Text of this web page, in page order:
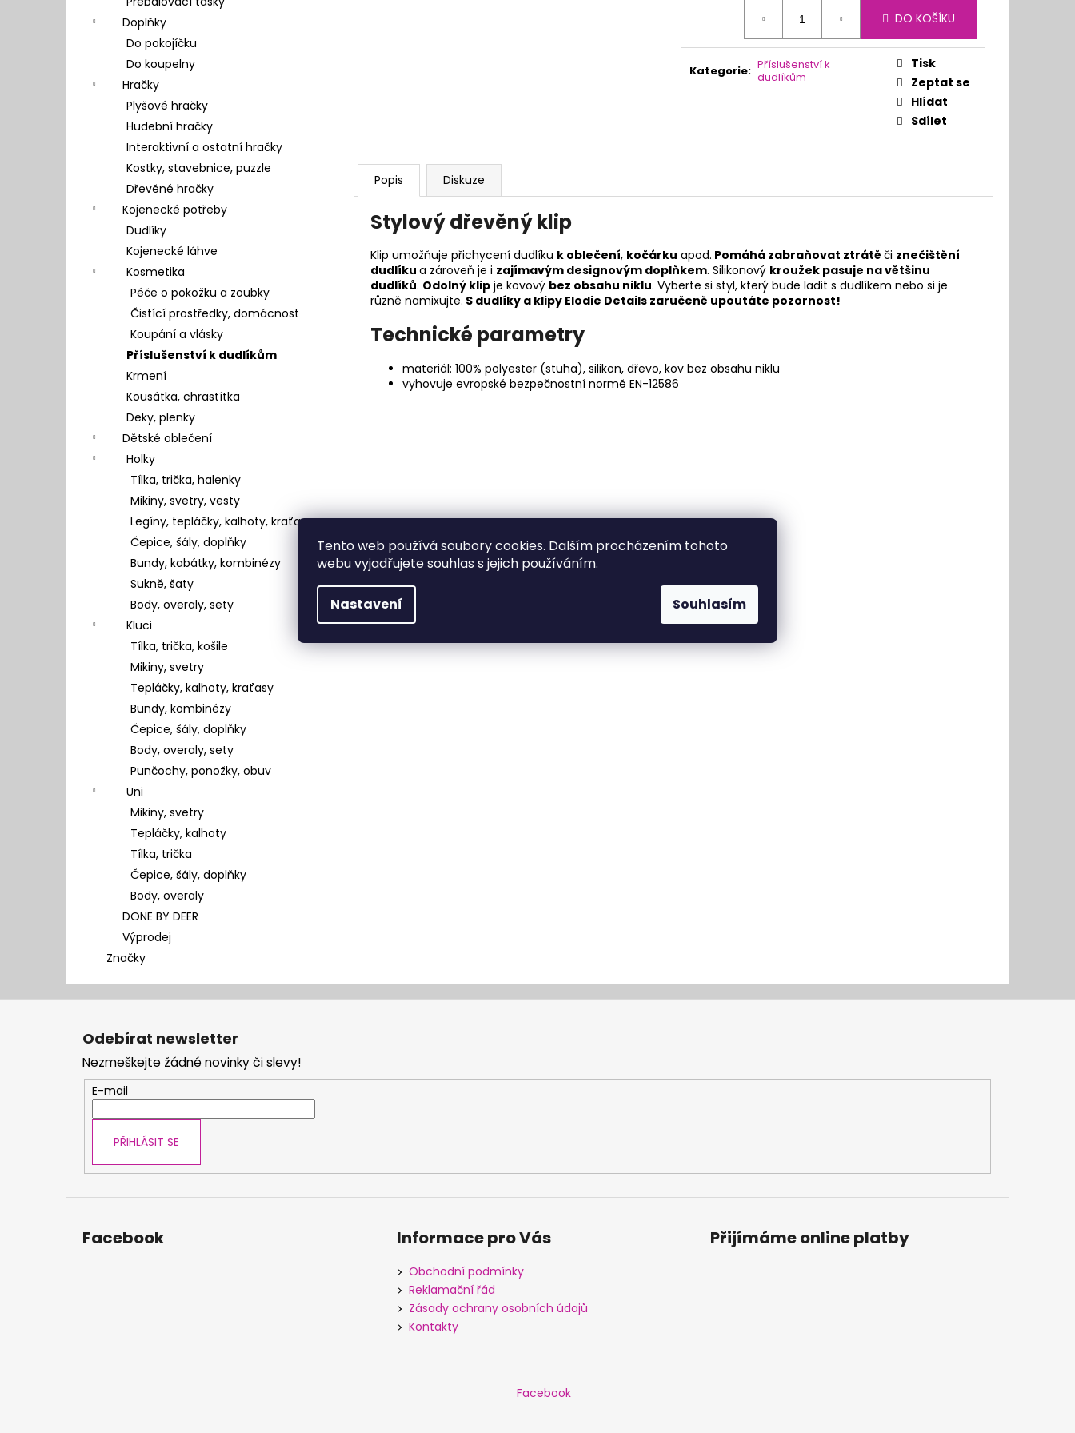
Tento web používá soubory cookies. Dalším procházením tohoto
webu vyjadřujete souhlas s jejich používáním.
Nastavení Souhlasím
Doplňky
Do pokojíčku
Do koupelny
Hračky
Plyšové hračky
Hudební hračky
Interaktivní a ostatní hračky
Kostky, stavebnice, puzzle
Dřevěné hračky
Kojenecké potřeby
Dudlíky
Kojenecké láhve
Kosmetika
Péče o pokožku a zoubky
Čistící prostředky, domácnost
Koupání a vlásky
Příslušenství k dudlíkům
Krmení
Kousátka, chrastítka
Deky, plenky
Dětské oblečení
Holky
Tílka, trička, halenky
Mikiny, svetry, vesty
Legíny, tepláčky, kalhoty, kraťasy
Čepice, šály, doplňky
Bundy, kabátky, kombinézy
Sukně, šaty
Body, overaly, sety
Kluci
Tílka, trička, košile
Mikiny, svetry
Tepláčky, kalhoty, kraťasy
Bundy, kombinézy
Čepice, šály, doplňky
Body, overaly, sety
Punčochy, ponožky, obuv
Uni
Mikiny, svetry
Tepláčky, kalhoty
Tílka, trička
Čepice, šály, doplňky
Body, overaly
DONE BY DEER
Výprodej
Značky
DO KOŠÍKU
Kategorie: Příslušenství k
dudlíkům
Tisk
Zeptat se
Hlídat
Sdílet
Popis Diskuze
Stylový dřevěný klip
Klip umožňuje přichycení dudlíku k oblečení, kočárku apod. Pomáhá zabraňovat ztrátě či znečištění
dudlíku a zároveň je i zajímavým designovým doplňkem. Silikonový kroužek pasuje na většinu
dudlíků. Odolný klip je kovový bez obsahu niklu. Vyberte si styl, který bude ladit s dudlíkem nebo si je
různě namixujte. S dudlíky a klipy Elodie Details zaručeně upoutáte pozornost!
Technické parametry
materiál: 100% polyester (stuha), silikon, dřevo, kov bez obsahu niklu
vyhovuje evropské bezpečnostní normě EN-12586
Z
Odebírat newsletter
Nezmeškejte žádné novinky či slevy!
E-mail
PŘIHLÁSIT SE
Facebook Informace pro Vás
Obchodní podmínky
Reklamační řád
Zásady ochrany osobních údajů
Kontakty
Přijímáme online platby
Facebook